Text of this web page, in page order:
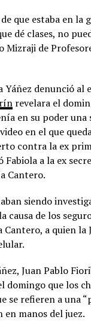
que estaba en la
dé clases, no
Mizraji de
Yáñez denunció al
revelara el
en su poder una
en el que
contra la ex
Fabiola a la ex
Cantero.
siendo
causa de los
Cantero, a quien la
Juan Pablo
domingo que los
se refieren a una
en manos del juez.